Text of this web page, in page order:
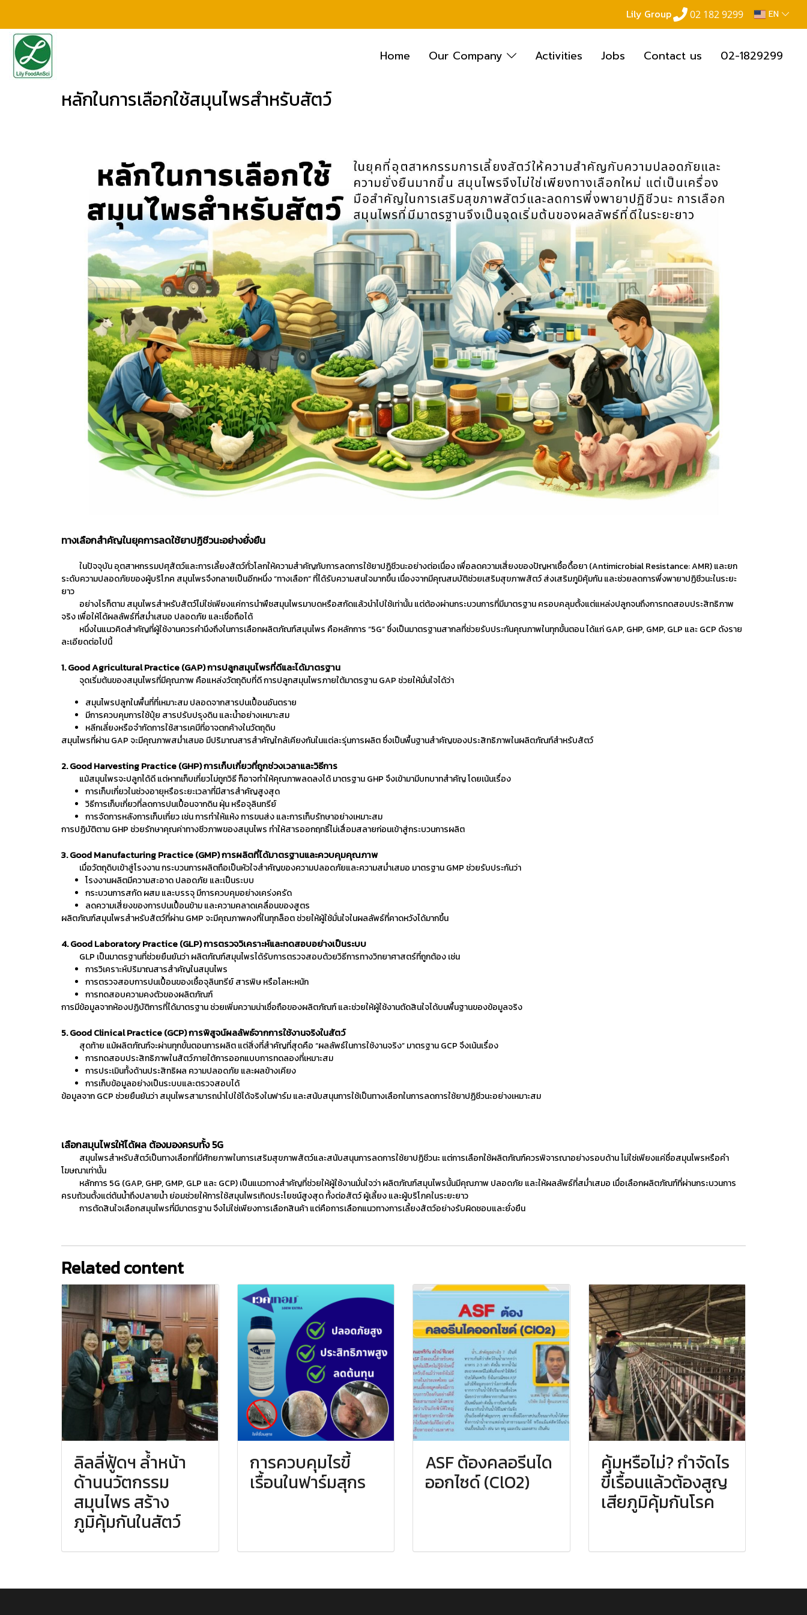
Lily Group 02 182 9299 EN
Home Our Company Activities Jobs Contact us 02-1829299
หลักในการเลือกใช้สมุนไพรสำหรับสัตว์
ทางเลือกสำคัญในยุคการลดใช้ยาปฏิชีวนะอย่างยั่งยืน
ในปัจจุบัน อุตสาหกรรมปศุสัตว์และการเลี้ยงสัตว์ทั่วโลกให้ความสำคัญกับการลดการใช้ยาปฏิชีวนะอย่างต่อเนื่อง เพื่อลดความเสี่ยงของปัญหาเชื้อดื้อยา (Antimicrobial Resistance: AMR) และยก
ระดับความปลอดภัยของผู้บริโภค สมุนไพรจึงกลายเป็นอีกหนึ่ง “ทางเลือก” ที่ได้รับความสนใจมากขึ้น เนื่องจากมีคุณสมบัติช่วยเสริมสุขภาพสัตว์ ส่งเสริมภูมิคุ้มกัน และช่วยลดการพึ่งพายาปฏิชีวนะในระยะ
ยาว
อย่างไรก็ตาม สมุนไพรสำหรับสัตว์ไม่ใช่เพียงแค่การนำพืชสมุนไพรมาบดหรือสกัดแล้วนำไปใช้เท่านั้น แต่ต้องผ่านกระบวนการที่มีมาตรฐาน ครอบคลุมตั้งแต่แหล่งปลูกจนถึงการทดสอบประสิทธิภาพ
จริง เพื่อให้ได้ผลลัพธ์ที่สม่ำเสมอ ปลอดภัย และเชื่อถือได้
หนึ่งในแนวคิดสำคัญที่ผู้ใช้งานควรคำนึงถึงในการเลือกผลิตภัณฑ์สมุนไพร คือหลักการ “5G” ซึ่งเป็นมาตรฐานสากลที่ช่วยรับประกันคุณภาพในทุกขั้นตอน ได้แก่ GAP, GHP, GMP, GLP และ GCP ดังราย
ละเอียดต่อไปนี้
1. Good Agricultural Practice (GAP) การปลูกสมุนไพรที่ดีและได้มาตรฐาน
จุดเริ่มต้นของสมุนไพรที่มีคุณภาพ คือแหล่งวัตถุดิบที่ดี การปลูกสมุนไพรภายใต้มาตรฐาน GAP ช่วยให้มั่นใจได้ว่า
สมุนไพรปลูกในพื้นที่ที่เหมาะสม ปลอดจากสารปนเปื้อนอันตราย
มีการควบคุมการใช้ปุ๋ย สารปรับปรุงดิน และน้ำอย่างเหมาะสม
หลีกเลี่ยงหรือจำกัดการใช้สารเคมีที่อาจตกค้างในวัตถุดิบ
สมุนไพรที่ผ่าน GAP จะมีคุณภาพสม่ำเสมอ มีปริมาณสารสำคัญใกล้เคียงกันในแต่ละรุ่นการผลิต ซึ่งเป็นพื้นฐานสำคัญของประสิทธิภาพในผลิตภัณฑ์สำหรับสัตว์
2. Good Harvesting Practice (GHP) การเก็บเกี่ยวที่ถูกช่วงเวลาและวิธีการ
แม้สมุนไพรจะปลูกได้ดี แต่หากเก็บเกี่ยวไม่ถูกวิธี ก็อาจทำให้คุณภาพลดลงได้ มาตรฐาน GHP จึงเข้ามามีบทบาทสำคัญ โดยเน้นเรื่อง
การเก็บเกี่ยวในช่วงอายุหรือระยะเวลาที่มีสารสำคัญสูงสุด
วิธีการเก็บเกี่ยวที่ลดการปนเปื้อนจากดิน ฝุ่น หรือจุลินทรีย์
การจัดการหลังการเก็บเกี่ยว เช่น การทำให้แห้ง การขนส่ง และการเก็บรักษาอย่างเหมาะสม
การปฏิบัติตาม GHP ช่วยรักษาคุณค่าทางชีวภาพของสมุนไพร ทำให้สารออกฤทธิ์ไม่เสื่อมสลายก่อนเข้าสู่กระบวนการผลิต
3. Good Manufacturing Practice (GMP) การผลิตที่ได้มาตรฐานและควบคุมคุณภาพ
เมื่อวัตถุดิบเข้าสู่โรงงาน กระบวนการผลิตถือเป็นหัวใจสำคัญของความปลอดภัยและความสม่ำเสมอ มาตรฐาน GMP ช่วยรับประกันว่า
โรงงานผลิตมีความสะอาด ปลอดภัย และเป็นระบบ
กระบวนการสกัด ผสม และบรรจุ มีการควบคุมอย่างเคร่งครัด
ลดความเสี่ยงของการปนเปื้อนข้าม และความคลาดเคลื่อนของสูตร
ผลิตภัณฑ์สมุนไพรสำหรับสัตว์ที่ผ่าน GMP จะมีคุณภาพคงที่ในทุกล็อต ช่วยให้ผู้ใช้มั่นใจในผลลัพธ์ที่คาดหวังได้มากขึ้น
4. Good Laboratory Practice (GLP) การตรวจวิเคราะห์และทดสอบอย่างเป็นระบบ
GLP เป็นมาตรฐานที่ช่วยยืนยันว่า ผลิตภัณฑ์สมุนไพรได้รับการตรวจสอบด้วยวิธีการทางวิทยาศาสตร์ที่ถูกต้อง เช่น
การวิเคราะห์ปริมาณสารสำคัญในสมุนไพร
การตรวจสอบการปนเปื้อนของเชื้อจุลินทรีย์ สารพิษ หรือโลหะหนัก
การทดสอบความคงตัวของผลิตภัณฑ์
การมีข้อมูลจากห้องปฏิบัติการที่ได้มาตรฐาน ช่วยเพิ่มความน่าเชื่อถือของผลิตภัณฑ์ และช่วยให้ผู้ใช้งานตัดสินใจได้บนพื้นฐานของข้อมูลจริง
5. Good Clinical Practice (GCP) การพิสูจน์ผลลัพธ์จากการใช้งานจริงในสัตว์
สุดท้าย แม้ผลิตภัณฑ์จะผ่านทุกขั้นตอนการผลิต แต่สิ่งที่สำคัญที่สุดคือ “ผลลัพธ์ในการใช้งานจริง” มาตรฐาน GCP จึงเน้นเรื่อง
การทดสอบประสิทธิภาพในสัตว์ภายใต้การออกแบบการทดลองที่เหมาะสม
การประเมินทั้งด้านประสิทธิผล ความปลอดภัย และผลข้างเคียง
การเก็บข้อมูลอย่างเป็นระบบและตรวจสอบได้
ข้อมูลจาก GCP ช่วยยืนยันว่า สมุนไพรสามารถนำไปใช้ได้จริงในฟาร์ม และสนับสนุนการใช้เป็นทางเลือกในการลดการใช้ยาปฏิชีวนะอย่างเหมาะสม
เลือกสมุนไพรให้ได้ผล ต้องมองครบทั้ง 5G
สมุนไพรสำหรับสัตว์เป็นทางเลือกที่มีศักยภาพในการเสริมสุขภาพสัตว์และสนับสนุนการลดการใช้ยาปฏิชีวนะ แต่การเลือกใช้ผลิตภัณฑ์ควรพิจารณาอย่างรอบด้าน ไม่ใช่เพียงแค่ชื่อสมุนไพรหรือคำ
โฆษณาเท่านั้น
หลักการ 5G (GAP, GHP, GMP, GLP และ GCP) เป็นแนวทางสำคัญที่ช่วยให้ผู้ใช้งานมั่นใจว่า ผลิตภัณฑ์สมุนไพรนั้นมีคุณภาพ ปลอดภัย และให้ผลลัพธ์ที่สม่ำเสมอ เมื่อเลือกผลิตภัณฑ์ที่ผ่านกระบวนการ
ครบถ้วนตั้งแต่ต้นน้ำถึงปลายน้ำ ย่อมช่วยให้การใช้สมุนไพรเกิดประโยชน์สูงสุด ทั้งต่อสัตว์ ผู้เลี้ยง และผู้บริโภคในระยะยาว
การตัดสินใจเลือกสมุนไพรที่มีมาตรฐาน จึงไม่ใช่เพียงการเลือกสินค้า แต่คือการเลือกแนวทางการเลี้ยงสัตว์อย่างรับผิดชอบและยั่งยืน
Related content
ลิลลี่ฟู้ดฯ ล้ำหน้า
ด้านนวัตกรรม
สมุนไพร สร้าง
ภูมิคุ้มกันในสัตว์
การควบคุมไรขี้
เรื้อนในฟาร์มสุกร
ASF ต้องคลอรีนได
ออกไซด์ (ClO2)
คุ้มหรือไม่? กำจัดไร
ขี้เรื้อนแล้วต้องสูญ
เสียภูมิคุ้มกันโรค